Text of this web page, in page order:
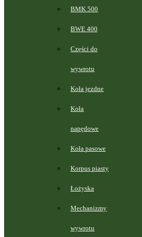
BMK 500
BWE 400
Części do
wywrotu
Koła jezdne
Koła
napędowe
Koła pasowe
Korpus piasty
Łożyska
Mechanizmy
wywrotu